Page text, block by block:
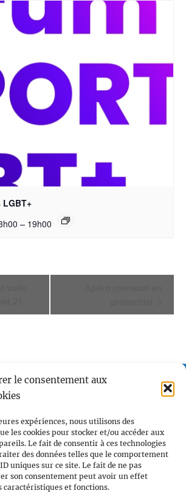
le consentement aux
expériences, nous utilisons des
les cookies pour stocker et/ou accéder aux
Le fait de consentir à ces technologies
des données telles que le comportement
uniques sur ce site. Le fait de ne pas
son consentement peut avoir un effet
caractéristiques et fonctions.
– 19h00
en Liberté
63 rue Beaubourg 75003 Paris